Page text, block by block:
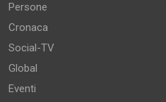
Persone
Cronaca
Social-TV
Global
Eventi